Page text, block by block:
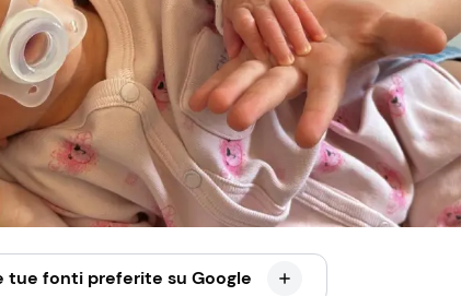
tue fonti preferite su Google